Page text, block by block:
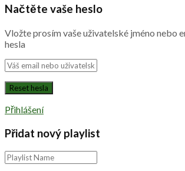
Načtěte vaše heslo
Vložte prosím vaše uživatelské jméno nebo
hesla
Přihlášení
Přidat nový playlist